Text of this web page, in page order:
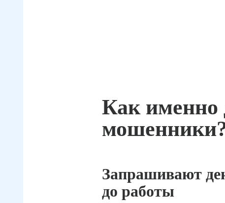
Как именно
Запрашивают
до работы